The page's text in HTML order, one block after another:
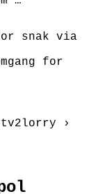
snak via
for
tv2lorry ›